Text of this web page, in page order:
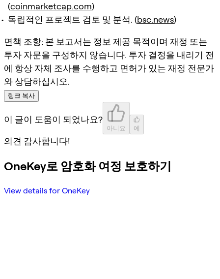
(coinmarketcap.com)
독립적인 프로젝트 검토 및 분석. (bsc.news)
면책 조항: 본 보고서는 정보 제공 목적이며 재정 또는
투자 자문을 구성하지 않습니다. 투자 결정을 내리기 전
에 항상 자체 조사를 수행하고 면허가 있는 재정 전문가
와 상담하십시오.
링크 복사
이 글이 도움이 되었나요?
아니요 예
의견 감사합니다!
OneKey로 암호화 여정 보호하기
View details for OneKey